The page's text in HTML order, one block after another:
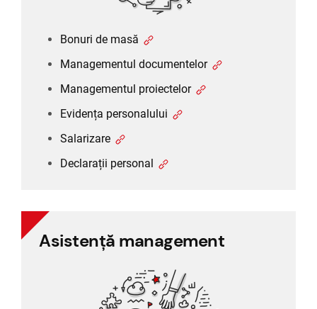
Bonuri de masă
Managementul documentelor
Managementul proiectelor
Evidența personalului
Salarizare
Declarații personal
Declarații personal
Asistență management
Asistență management
Managementul sarcinilor
Managementul proiectelor